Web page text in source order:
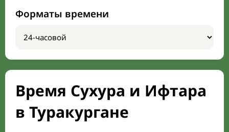
Форматы времени
Время Сухура и Ифтара
в Туракургане